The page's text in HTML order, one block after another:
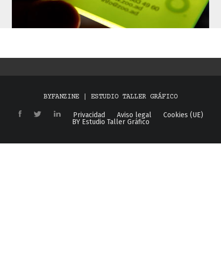
BYFANZINE | ESTUDIO TALLER GRÁFICO
Privacidad Aviso legal
Cookies (UE)
BY Estudio Taller Gráfico